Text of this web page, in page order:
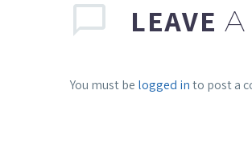
LEAVE
You must be logged into post a